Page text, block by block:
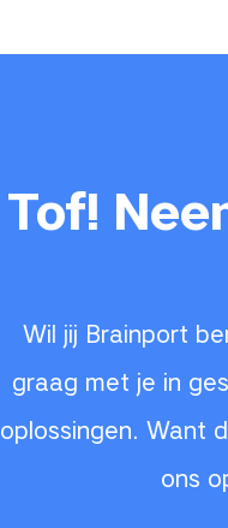
Tof!
Wil jij Brainport
graag met je in
oplossingen. Want
ons